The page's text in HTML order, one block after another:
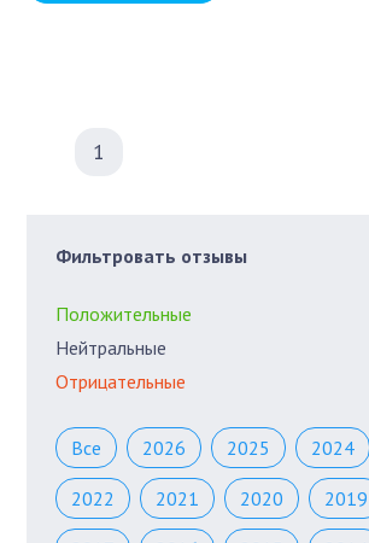
1
Фильтровать отзывы
Положительные
Нейтральные
Отрицательные
Все 2026 2025 2024
2022 2021 2020 2019